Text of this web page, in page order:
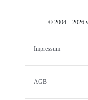
© 2004 – 2026
Impressum
AGB